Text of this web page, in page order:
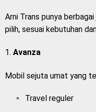
Arni Trans punya
pilih, sesuai kebutuhan
1. Avanza
Mobil sejuta umat yang
Travel reguler